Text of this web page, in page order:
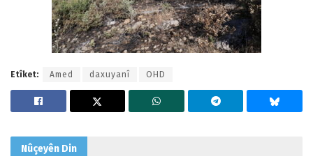
Etîket: Amed daxuyanî OHD
Nûçeyên Din